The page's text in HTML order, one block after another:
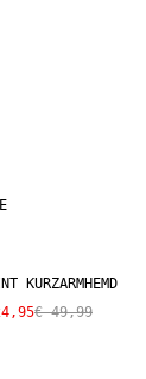
KURZARMHEMD
€ 49,99